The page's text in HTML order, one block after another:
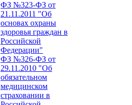
ФЗ №323-ФЗ от
21.11.2011 "Об
основах охраны
здоровья граждан в
Российской
Федерации"
ФЗ №326-ФЗ от
29.11.2010 "Об
обязательном
медицинском
страховании в